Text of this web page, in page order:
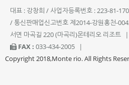
대표 : 강창희 / 사업자등록번호 : 223-81-
/ 통신판매업신고번호 제2014-강원홍천-
서면 마곡길 220 (마곡리)몬테리오 리조트
|
FAX : 033-434-2005
|
Copyright 2018,Monte rio. All Rights